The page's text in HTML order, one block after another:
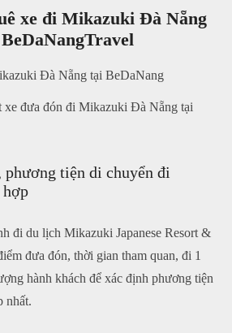
xe đi Mikazuki Đà Nẵng
xe đưa đón đi Mikazuki Đà Nẵng tại
tiện di chuyển đi
đi du lịch Mikazuki Japanese Resort &
đưa đón, thời gian tham quan, đi 1
hành khách để xác định phương tiện
nhất.